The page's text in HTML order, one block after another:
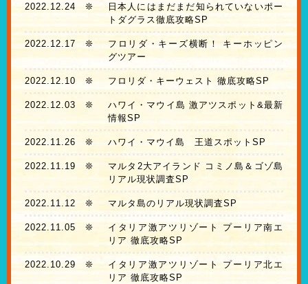
2022.12.24❊
日本人にはまだまだ知られていないポー
トダグラス徹底攻略SP
2022.12.17❊
フロリダ・キーズ横断！ キーホッピン
グツアー
2022.12.10 ❊ フロリダ・キーウェスト 徹底攻略SP
2022.12.03 ❊
ハワイ・マウイ島 激アツスポット&最新
情報SP
2022.11.26 ❊ ハワイ・マウイ島 王道スポットSP
2022.11.19 ❊
マルタ2大アイランド コミノ島＆ゴゾ島
リアル現状調査SP
2022.11.12❊ マルタ島のリアル現状調査SP
2022.11.05 ❊
イタリア激アツリゾート プーリア南エ
リア 徹底攻略SP
2022.10.29❊
イタリア激アツリゾート プーリア北エ
リア 徹底攻略SP